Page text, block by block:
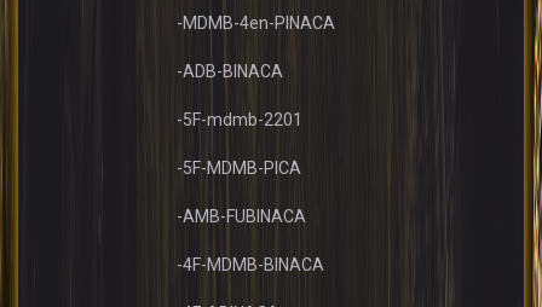
-MDMB-4en-PINACA
-ADB-BINACA
-5F-mdmb-2201
-5F-MDMB-PICA
-AMB-FUBINACA
-4F-MDMB-BINACA